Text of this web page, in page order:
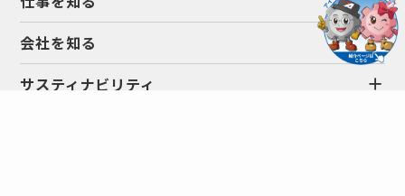
会社を知る
サスティナビリティ